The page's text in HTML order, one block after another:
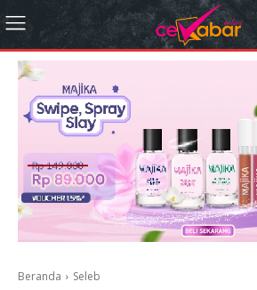
Beranda Seleb